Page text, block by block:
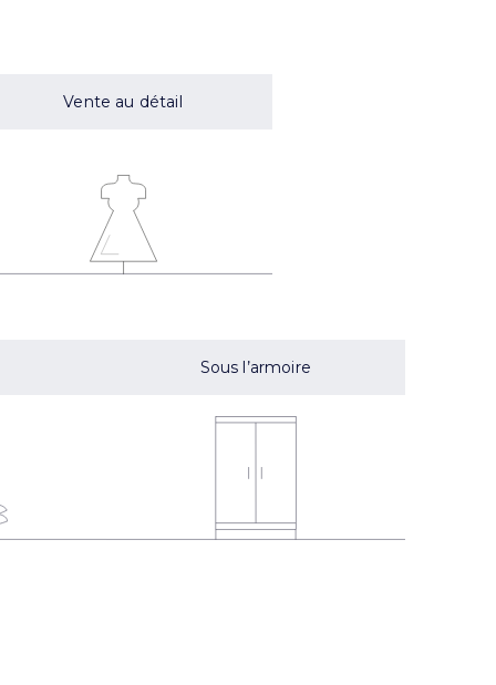
Vente au détail
Sous l’armoire